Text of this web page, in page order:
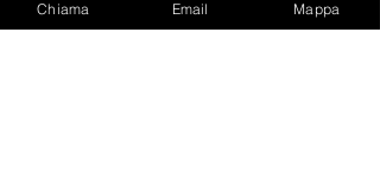
Chiama Email Mappa